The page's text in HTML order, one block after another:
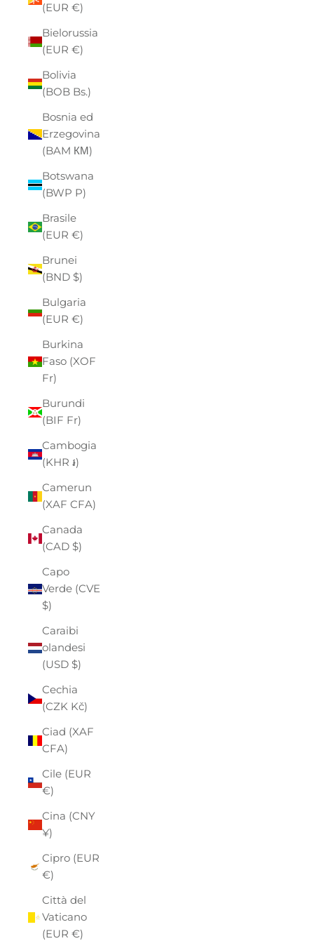
(EUR €)
Bielorussia
(EUR €)
Bolivia
(BOB Bs.)
Bosnia ed
Erzegovina
(BAM КМ)
Botswana
(BWP P)
Brasile
(EUR €)
Brunei
(BND $)
Bulgaria
(EUR €)
Burkina
Faso (XOF
Fr)
Burundi
(BIF Fr)
Cambogia
(KHR ៛)
Camerun
(XAF CFA)
Canada
(CAD $)
Capo
Verde (CVE
$)
Caraibi
olandesi
(USD $)
Cechia
(CZK Kč)
Ciad (XAF
CFA)
Cile (EUR
€)
Cina (CNY
¥)
Cipro (EUR
€)
Città del
Vaticano
(EUR €)